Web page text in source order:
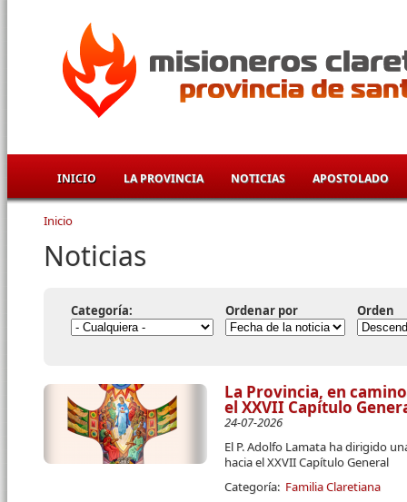
INICIO LA PROVINCIA NOTICIAS APOSTOLADO
Se encuentra usted aquí
Inicio
Noticias
Categoría: Ordenar por Orden
La Provincia, en
el XXVII Capítulo
24-07-2026
El P. Adolfo Lamata ha dirigido
hacia el XXVII Capítulo General
Categoría: Familia Claretiana